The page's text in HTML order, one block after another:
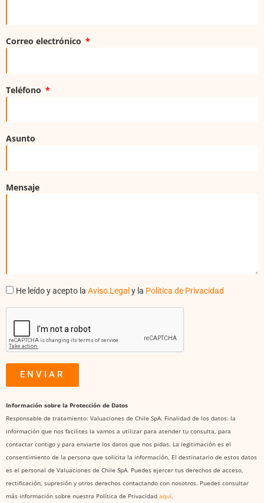
Correo electrónico
Teléfono
Asunto
Mensaje
He leído y acepto la Aviso Legal y la Política de Privacidad
ENVIAR
l
t
e
r
n
a
t
i
Información sobre la Protección de Datos
Responsable de tratamiento: Valuaciones de Chile SpA. Finalidad de los datos: la
información que nos facilites la vamos a utilizar para atender tu consulta, para
contactar contigo y para enviarte los datos que nos pidas. La legitimación es el
consentimiento de la persona que solicita la información. El destinatario de estos datos
es el personal de Valuaciones de Chile SpA. Puedes ejercer tus derechos de acceso,
rectificación, supresión y otros derechos contactando con nosotros. Puedes consultar
más información sobre nuestra Política de Privacidad aquí.